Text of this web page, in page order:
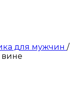
для мужчин /
вине